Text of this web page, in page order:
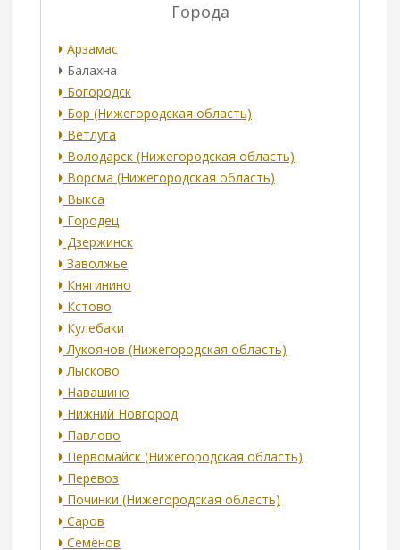
Города
Арзамас
Балахна
Богородск
Бор (Нижегородская область)
Ветлуга
Володарск (Нижегородская область)
Ворсма (Нижегородская область)
Выкса
Городец
Дзержинск
Заволжье
Княгинино
Кстово
Кулебаки
Лукоянов (Нижегородская область)
Лысково
Навашино
Нижний Новгород
Павлово
Первомайск (Нижегородская область)
Перевоз
Починки (Нижегородская область)
Саров
Семёнов